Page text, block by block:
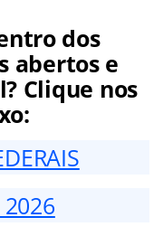
dos
abertos e
Clique nos
2026